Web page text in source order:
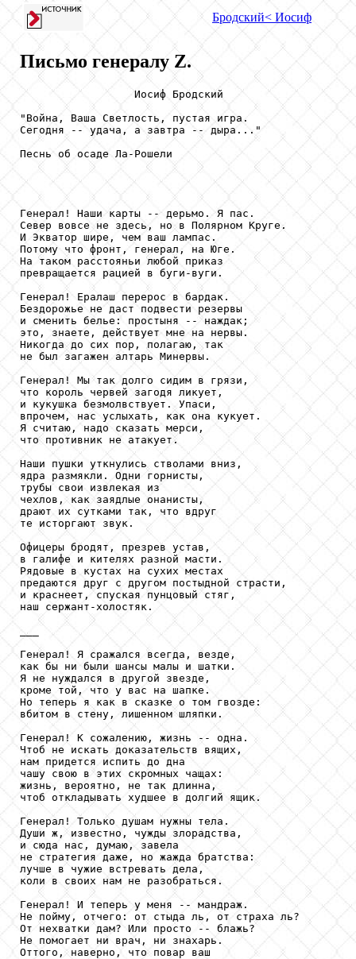
Бродский< Иосиф
Письмо генералу Z.
                  Иосиф Бродский
"Война, Ваша Светлость, пустая игра.
Сегодня -- удача, а завтра -- дыра..."
Песнь об осаде Ла-Рошели
Генерал! Наши карты -- дерьмо. Я пас.
Север вовсе не здесь, но в Полярном Круге.
И Экватор шире, чем ваш лампас.
Потому что фронт, генерал, на Юге.
На таком расстояньи любой приказ
превращается рацией в буги-вуги.
Генерал! Ералаш перерос в бардак.
Бездорожье не даст подвести резервы
и сменить белье: простыня -- наждак;
это, знаете, действует мне на нервы.
Никогда до сих пор, полагаю, так
не был загажен алтарь Минервы.
Генерал! Мы так долго сидим в грязи,
что король червей загодя ликует,
и кукушка безмолвствует. Упаси,
впрочем, нас услыхать, как она кукует.
Я считаю, надо сказать мерси,
что противник не атакует.
Наши пушки уткнулись стволами вниз,
ядра размякли. Одни горнисты,
трубы свои извлекая из
чехлов, как заядлые онанисты,
драют их сутками так, что вдруг
те исторгают звук.
Офицеры бродят, презрев устав,
в галифе и кителях разной масти.
Рядовые в кустах на сухих местах
предаются друг с другом постыдной страсти,
и краснеет, спуская пунцовый стяг,
наш сержант-холостяк.
___
Генерал! Я сражался всегда, везде,
как бы ни были шансы малы и шатки.
Я не нуждался в другой звезде,
кроме той, что у вас на шапке.
Но теперь я как в сказке о том гвозде:
вбитом в стену, лишенном шляпки.
Генерал! К сожалению, жизнь -- одна.
Чтоб не искать доказательств вящих,
нам придется испить до дна
чашу свою в этих скромных чащах:
жизнь, вероятно, не так длинна,
чтоб откладывать худшее в долгий ящик.
Генерал! Только душам нужны тела.
Души ж, известно, чужды злорадства,
и сюда нас, думаю, завела
не стратегия даже, но жажда братства:
лучше в чужие встревать дела,
коли в своих нам не разобраться.
Генерал! И теперь у меня -- мандраж.
Не пойму, отчего: от стыда ль, от страха ль?
От нехватки дам? Или просто -- блажь?
Не помогает ни врач, ни знахарь.
Оттого, наверно, что повар ваш